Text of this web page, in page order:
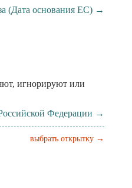
(Дата основания ЕС) →
игнорируют или
Федерации →
выбрать открытку →